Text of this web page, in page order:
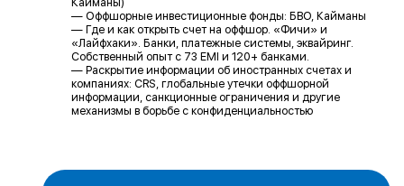
— Оффшорные инвестиционные фонды: БВО, Кайманы
— Где и как открыть счет на оффшор. «Фичи» и
«Лайфхаки». Банки, платежные системы, эквайринг.
Собственный опыт с 73 EMI и 120+ банками.
— Раскрытие информации об иностранных счетах и
компаниях: CRS, глобальные утечки оффшорной
информации, санкционные ограничения и другие
механизмы в борьбе с конфиденциальностью